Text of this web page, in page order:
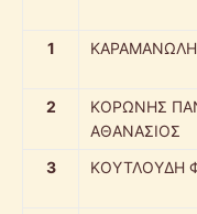
1
2
ΚΟΡΩΝΗΣ
ΑΘΑΝΑΣΙΟΣ
3 ΚΟΥΤΛΟΥΔΗ